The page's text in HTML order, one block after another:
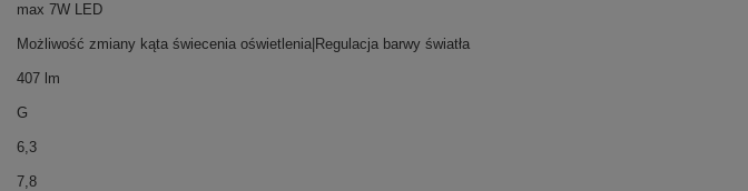
max 7W LED
Możliwość zmiany kąta świecenia oświetlenia|Regulacja barwy światła
407 lm
G
6,3
7,8